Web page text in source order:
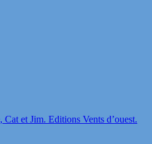
et Jim. Editions Vents d’ouest.